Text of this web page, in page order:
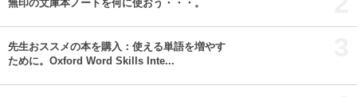
無印の文庫本ノートを何に使おう・・・。
先生おススメの本を購入：使える単語を増やす
ために。Oxford Word Skills Inte...